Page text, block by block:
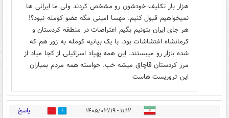
هزار بار تکلیف خودشون رو مشخص کردند ولی ما ایرانی ها
نمیخواهیم قبول کنیم. مهسا امینی مگه عضو کومله نبود؟!
هر جای ایران بتونیم بگیم اعتراضات در منطقه کردستان و
کرمانشاه اغتشاشات بود. با یک بیانیه کومله به زور هم که
شده بازار رو میبستند. این همه پهپاد اسرائیلی از کجا میاد از
مرز کردستان قاچاق میشه خب. خواسته همه مردم بمباران
این تروریست هاست
۱۱:۱۲ - ۱۴۰۵/۰۳/۱۹ 1 پاسخ